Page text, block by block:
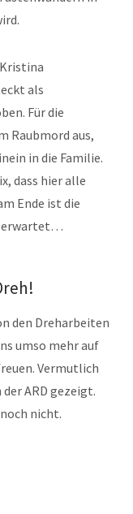
als
Für die
Raubmord aus,
in die Familie.
dass hier alle
Ende ist die
erwartet…
den Dreharbeiten
umso mehr auf
Vermutlich
ARD gezeigt.
nicht.